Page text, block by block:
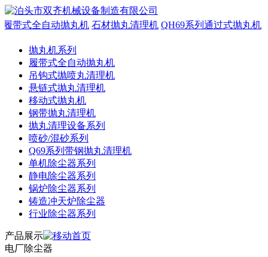
履带式全自动抛丸机 石材抛丸清理机 QH69系列通过式抛丸机
抛丸机系列
履带式全自动抛丸机
吊钩式抛喷丸清理机
悬链式抛丸清理机
移动式抛丸机
钢带抛丸清理机
抛丸清理设备系列
喷砂/混砂系列
Q69系列带钢抛丸清理机
单机除尘器系列
静电除尘器系列
锅炉除尘器系列
铸造冲天炉除尘器
行业除尘器系列
产品展示
电厂除尘器